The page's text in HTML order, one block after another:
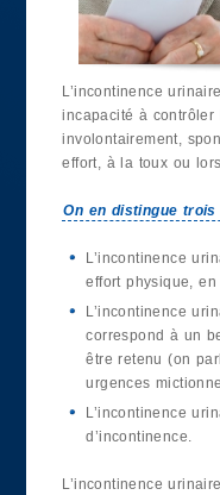
L’incontinence
incapacité à
involontairement,
effort, à la toux ou
On en distingue
L’incontinence
effort physique,
L’incontinence
correspond à un
être retenu (on
urgences
L’incontinence
d’incontinence.
L’incontinence